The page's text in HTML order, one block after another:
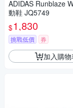
ADIDAS Runblaze
動鞋 JQ5749
$1,830
挑戰低價 券
加入購物